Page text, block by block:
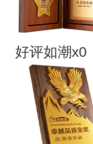
好评如潮x0